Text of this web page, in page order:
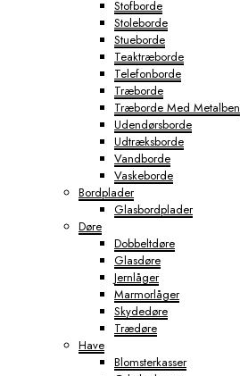
Stofborde
Stoleborde
Stueborde
Teaktræborde
Telefonborde
Træborde
Træborde Med Metalben
Udendørsborde
Udtræksborde
Vandborde
Vaskeborde
Bordplader
Glasbordplader
Døre
Dobbeltdøre
Glasdøre
Jernlåger
Marmorlåger
Skydedøre
Trædøre
Have
Blomsterkasser